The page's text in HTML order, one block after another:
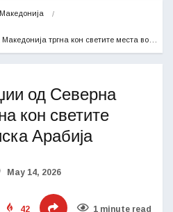
тргна кон светите места во…
од Северна
кон светите
Арабија
May 14, 2026
42 1 minute read